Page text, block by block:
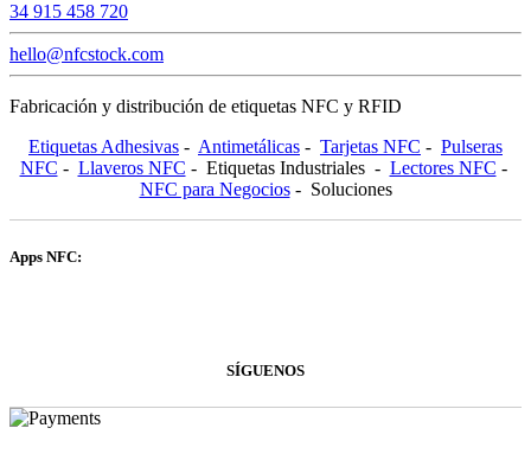
34 915 458 720
hello@nfcstock.com
Fabricación y distribución de etiquetas NFC y RFID
Etiquetas Adhesivas - Antimetálicas - Tarjetas NFC - Pulseras
NFC - Llaveros NFC - Etiquetas Industriales - Lectores NFC -
NFC para Negocios- Soluciones
Apps NFC:
SÍGUENOS